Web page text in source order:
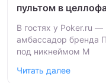
пультом в
В гостях у Poker.ru
амбассадор бренда
под никнеймом M
Читать далее